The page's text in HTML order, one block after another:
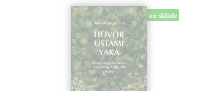
na sklade